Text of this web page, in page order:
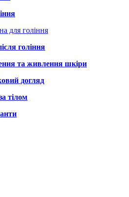
для гоління
гоління
та живлення шкіри
догляд
тілом